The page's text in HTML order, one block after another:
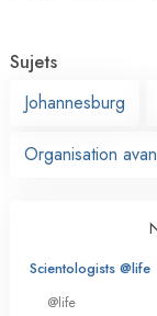
Sujets
Johannesburg
Organisation
Scientologists @life
@life